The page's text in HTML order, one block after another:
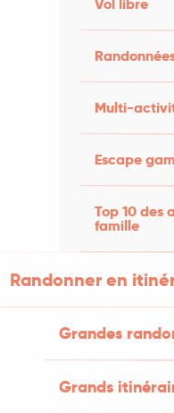
Vol libre
Multi-
Escape
Top 10 des
famille
Randonner en
Grandes
Grands